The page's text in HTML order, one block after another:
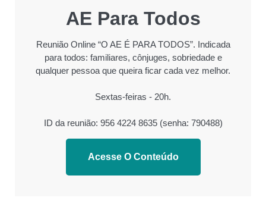
AE Para Todos
Reunião Online “O AE É PARA TODOS”. Indicada
para todos: familiares, cônjuges, sobriedade e
qualquer pessoa que queira ficar cada vez melhor.
Sextas-feiras - 20h.
ID da reunião: 956 4224 8635 (senha: 790488)
Acesse O Conteúdo